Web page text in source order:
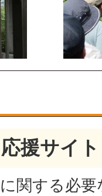
援サイト
関する必